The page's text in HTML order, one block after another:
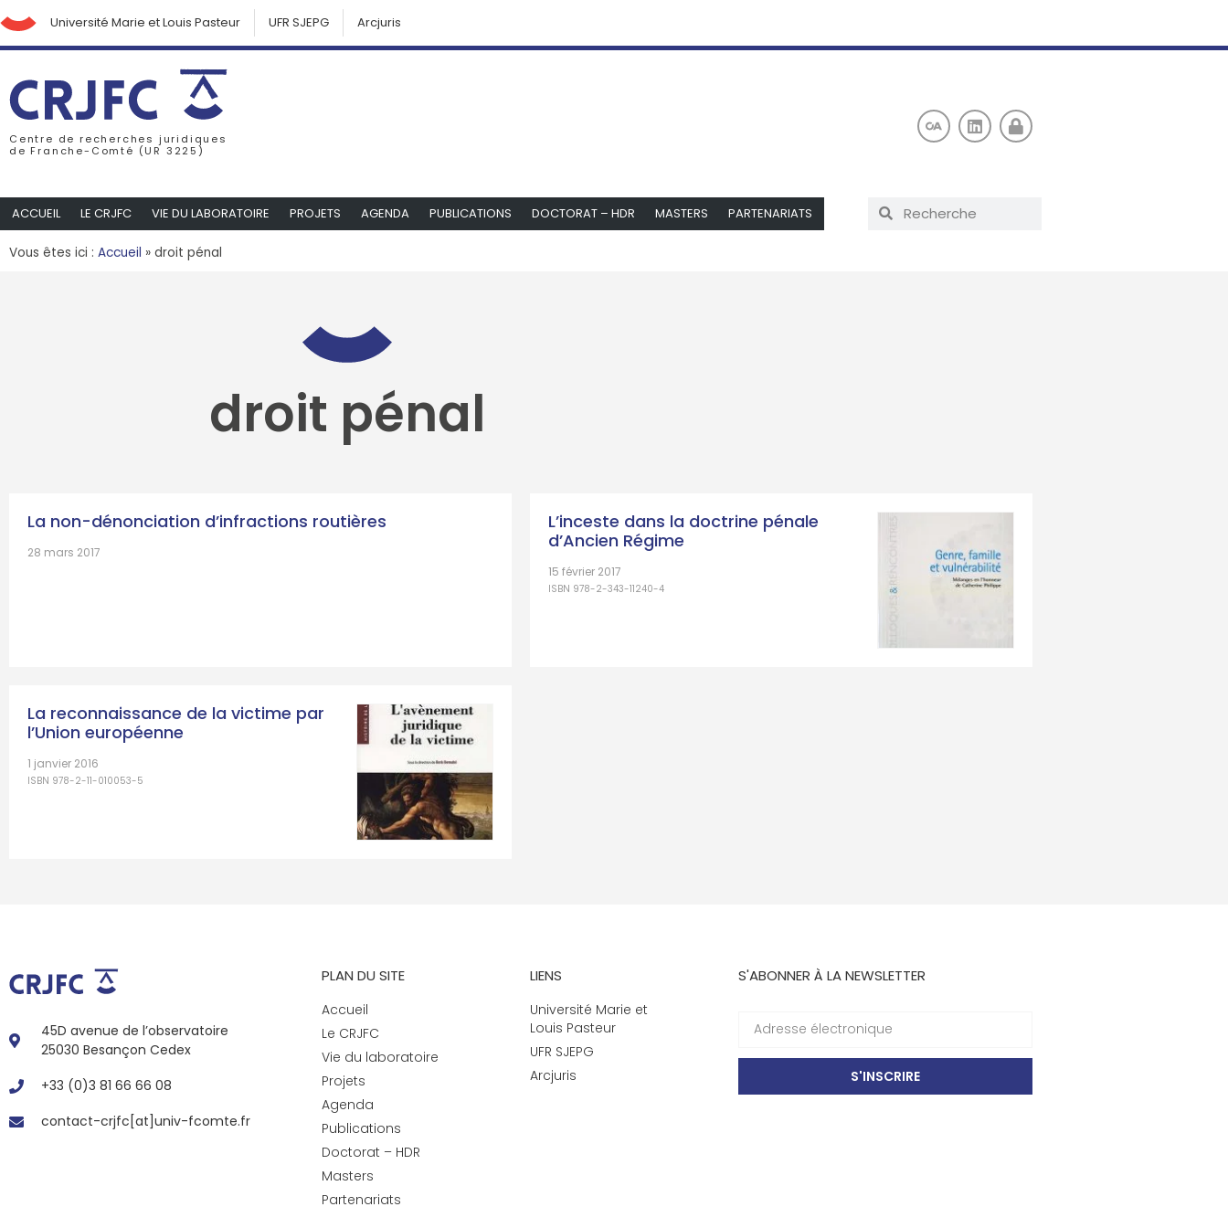
Université Marie et Louis Pasteur UFR SJEPG Arcjuris
Centre de recherches juridiques
de Franche-Comté (UR 3225)
ACCUEIL LE CRJFC VIE DU LABORATOIRE PROJETS AGENDA PUBLICATIONS DOCTORAT – HDR MASTERS PARTENARIATS
Vous êtes ici : Accueil » droit pénal
droit pénal
La non-dénonciation d’infractions routières
28 mars 2017
L’inceste dans la doctrine pénale
d’Ancien Régime
15 février 2017
ISBN 978-2-343-11240-4
La reconnaissance de la victime par
l’Union européenne
1 janvier 2016
ISBN 978-2-11-010053-5
45D avenue de l’observatoire
25030 Besançon Cedex
+33 (0)3 81 66 66 08
contact-crjfc[at]univ-fcomte.fr
PLAN DU SITE
Accueil
Le CRJFC
Vie du laboratoire
Projets
Agenda
Publications
Doctorat – HDR
Masters
Partenariats
LIENS
Université Marie et
Louis Pasteur
UFR SJEPG
Arcjuris
S'ABONNER À LA NEWSLETTER
S'INSCRIRE